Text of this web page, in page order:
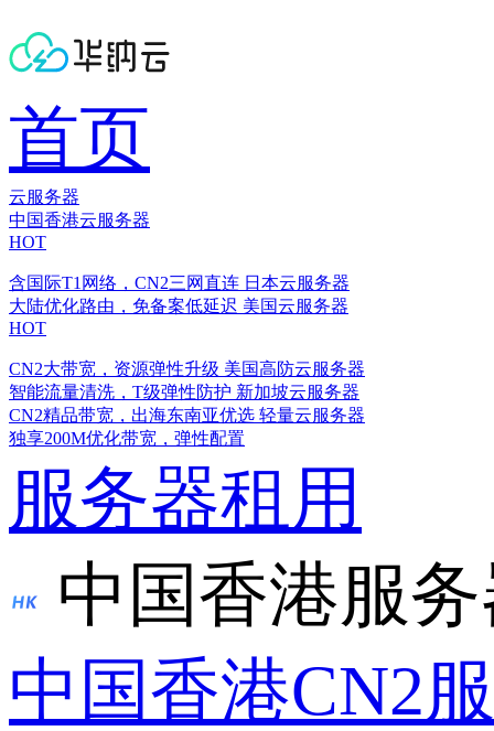
首页
云服务器
中国香港云服务器
HOT
含国际T1网络，CN2三网直连 日本云服务器
大陆优化路由，免备案低延迟 美国云服务器
HOT
CN2大带宽，资源弹性升级 美国高防云服务器
智能流量清洗，T级弹性防护 新加坡云服务器
CN2精品带宽，出海东南亚优选 轻量云服务器
独享200M优化带宽，弹性配置
服务器租用
中国香港服
中国香港CN2